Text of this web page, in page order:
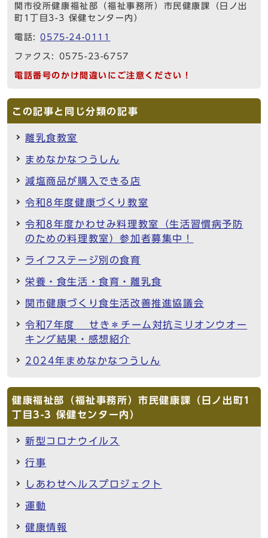
関市役所健康福祉部（福祉事務所）市民健康課（日ノ出
町1丁目3-3 保健センター内）
電話:0575-24-0111
ファクス: 0575-23-6757
電話番号のかけ間違いにご注意ください！
この記事と同じ分類の記事
離乳食教室
まめなかなつうしん
減塩商品が購入できる店
令和8年度健康づくり教室
令和8年度かわせみ料理教室（生活習慣病予防
のための料理教室）参加者募集中！
ライフステージ別の食育
栄養・食生活・食育・離乳食
関市健康づくり食生活改善推進協議会
令和7年度 せき＊チーム対抗ミリオンウオー
キング結果・感想紹介
2024年まめなかなつうしん
健康福祉部（福祉事務所）市民健康課（日ノ出町1
丁目3-3 保健センター内）
新型コロナウイルス
行事
しあわせヘルスプロジェクト
運動
健康情報